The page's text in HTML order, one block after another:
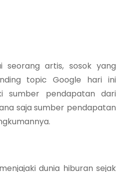
seorang artis, sosok yang
topic Google hari ini
sumber pendapatan dari
saja sumber pendapatan
dunia hiburan sejak